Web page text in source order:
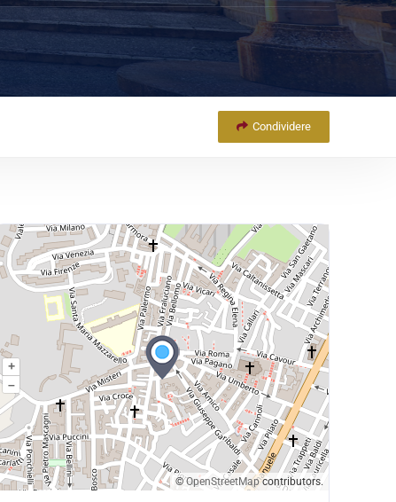
Condividere
+
–
©OpenStreetMapcontributors.